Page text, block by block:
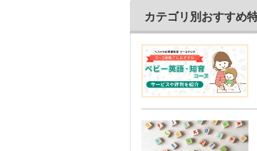
カテゴリ別おすすめ